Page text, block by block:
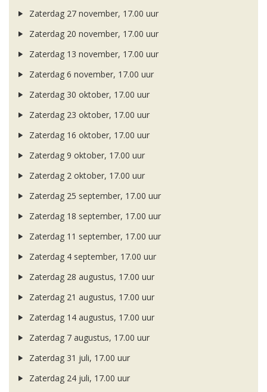
Zaterdag 27 november, 17.00 uur
Zaterdag 20 november, 17.00 uur
Zaterdag 13 november, 17.00 uur
Zaterdag 6 november, 17.00 uur
Zaterdag 30 oktober, 17.00 uur
Zaterdag 23 oktober, 17.00 uur
Zaterdag 16 oktober, 17.00 uur
Zaterdag 9 oktober, 17.00 uur
Zaterdag 2 oktober, 17.00 uur
Zaterdag 25 september, 17.00 uur
Zaterdag 18 september, 17.00 uur
Zaterdag 11 september, 17.00 uur
Zaterdag 4 september, 17.00 uur
Zaterdag 28 augustus, 17.00 uur
Zaterdag 21 augustus, 17.00 uur
Zaterdag 14 augustus, 17.00 uur
Zaterdag 7 augustus, 17.00 uur
Zaterdag 31 juli, 17.00 uur
Zaterdag 24 juli, 17.00 uur